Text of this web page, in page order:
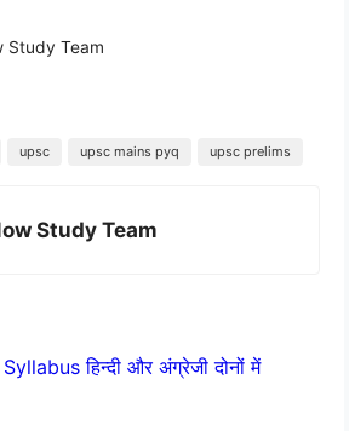
Study Team
upsc upsc mains pyq upsc prelims
Study Team
हिन्दी और अंग्रेजी दोनों में